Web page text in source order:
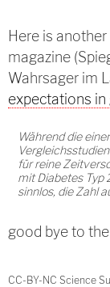
Here is
magazine
Wahrsager im
expectations in
Während die
für reine
mit Diabetes Typ
sinnlos, die Zahl
good bye to
CC-BY-NC Science